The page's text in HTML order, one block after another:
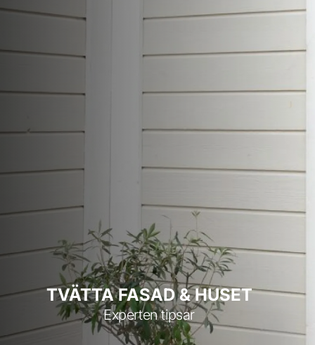
TVÄTTA FASAD & HUSET
Experten tipsar